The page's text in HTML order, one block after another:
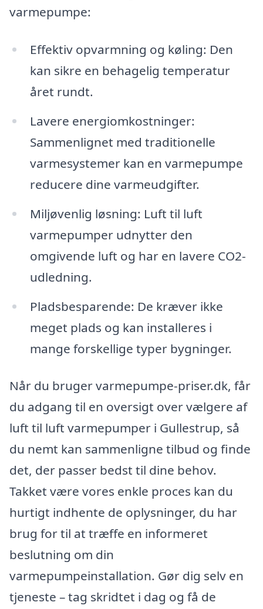
varmepumpe:
Effektiv opvarmning og køling: Den
kan sikre en behagelig temperatur
året rundt.
Lavere energiomkostninger:
Sammenlignet med traditionelle
varmesystemer kan en varmepumpe
reducere dine varmeudgifter.
Miljøvenlig løsning: Luft til luft
varmepumper udnytter den
omgivende luft og har en lavere CO2-
udledning.
Pladsbesparende: De kræver ikke
meget plads og kan installeres i
mange forskellige typer bygninger.
Når du bruger varmepumpe-priser.dk, får
du adgang til en oversigt over vælgere af
luft til luft varmepumper i Gullestrup, så
du nemt kan sammenligne tilbud og finde
det, der passer bedst til dine behov.
Takket være vores enkle proces kan du
hurtigt indhente de oplysninger, du har
brug for til at træffe en informeret
beslutning om din
varmepumpeinstallation. Gør dig selv en
tjeneste – tag skridtet i dag og få de